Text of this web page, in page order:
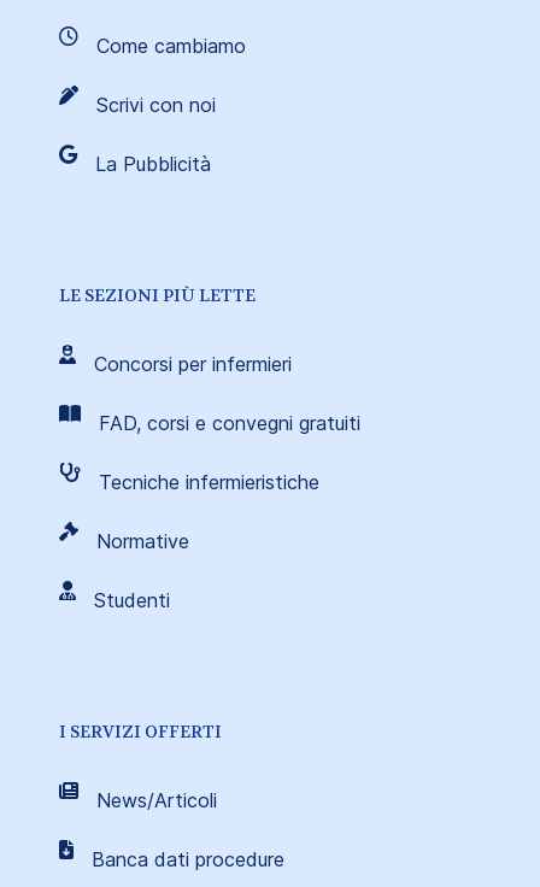
Come cambiamo
Scrivi con noi
La Pubblicità
LE SEZIONI PIÙ LETTE
Concorsi per infermieri
FAD, corsi e convegni gratuiti
Tecniche infermieristiche
Normative
Studenti
I SERVIZI OFFERTI
News/Articoli
Banca dati procedure